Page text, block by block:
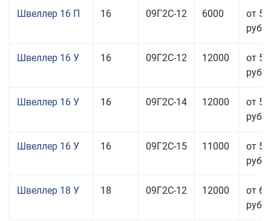
Швеллер 16 П 16 09Г2С-12 6000
от
руб.
Швеллер 16 У 16 09Г2С-12 12000
от
руб.
Швеллер 16 У 16 09Г2С-14 12000
от
руб.
Швеллер 16 У 16 09Г2С-15 11000
от
руб.
Швеллер 18 У 18 09Г2С-12 12000
от
руб.